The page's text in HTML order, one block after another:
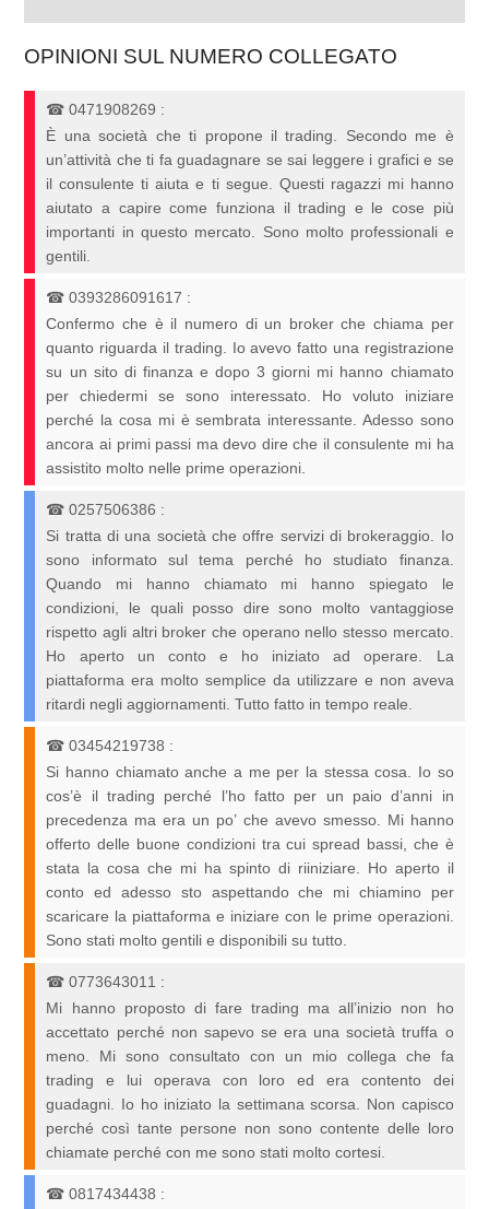
OPINIONI SUL NUMERO COLLEGATO
☎0471908269 :
È una società che ti propone il trading. Secondo me è
un’attività che ti fa guadagnare se sai leggere i grafici e se
il consulente ti aiuta e ti segue. Questi ragazzi mi hanno
aiutato a capire come funziona il trading e le cose più
importanti in questo mercato. Sono molto professionali e
gentili.
☎0393286091617 :
Confermo che è il numero di un broker che chiama per
quanto riguarda il trading. Io avevo fatto una registrazione
su un sito di finanza e dopo 3 giorni mi hanno chiamato
per chiedermi se sono interessato. Ho voluto iniziare
perché la cosa mi è sembrata interessante. Adesso sono
ancora ai primi passi ma devo dire che il consulente mi ha
assistito molto nelle prime operazioni.
☎0257506386 :
Si tratta di una società che offre servizi di brokeraggio. Io
sono informato sul tema perché ho studiato finanza.
Quando mi hanno chiamato mi hanno spiegato le
condizioni, le quali posso dire sono molto vantaggiose
rispetto agli altri broker che operano nello stesso mercato.
Ho aperto un conto e ho iniziato ad operare. La
piattaforma era molto semplice da utilizzare e non aveva
ritardi negli aggiornamenti. Tutto fatto in tempo reale.
☎03454219738 :
Si hanno chiamato anche a me per la stessa cosa. Io so
cos’è il trading perché l’ho fatto per un paio d’anni in
precedenza ma era un po’ che avevo smesso. Mi hanno
offerto delle buone condizioni tra cui spread bassi, che è
stata la cosa che mi ha spinto di riiniziare. Ho aperto il
conto ed adesso sto aspettando che mi chiamino per
scaricare la piattaforma e iniziare con le prime operazioni.
Sono stati molto gentili e disponibili su tutto.
☎0773643011 :
Mi hanno proposto di fare trading ma all’inizio non ho
accettato perché non sapevo se era una società truffa o
meno. Mi sono consultato con un mio collega che fa
trading e lui operava con loro ed era contento dei
guadagni. Io ho iniziato la settimana scorsa. Non capisco
perché così tante persone non sono contente delle loro
chiamate perché con me sono stati molto cortesi.
☎0817434438 :